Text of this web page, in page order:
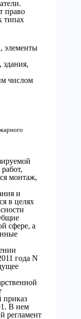
право
типах
элементы
здания,
числом
монтаж,
и
в целях
сфере, а
года N
приказ
В нем
регламент